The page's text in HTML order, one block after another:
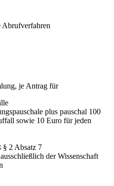
Abrufverfahren
je Antrag für
plus pauschal 100
sowie 10 Euro für jeden
§ 2 Absatz 7
der Wissenschaft